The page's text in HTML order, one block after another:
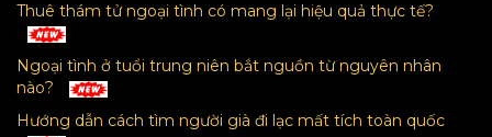
Thuê thám tử ngoại tình có mang lại hiệu quả thực tế?
Ngoại tình ở tuổi trung niên bắt nguồn từ nguyên nhân
nào?
Hướng dẫn cách tìm người già đi lạc mất tích toàn quốc